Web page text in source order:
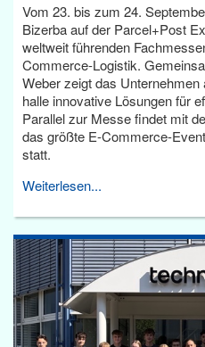
Vom 23. bis zum 24.
Bizerba auf der Parcel+Post
weltweit führenden
Commerce-Logistik.
Weber zeigt das
halle innovative Lösungen für
Parallel zur Messe findet mit
das größte E-Commerce-
statt.
Weiterlesen...